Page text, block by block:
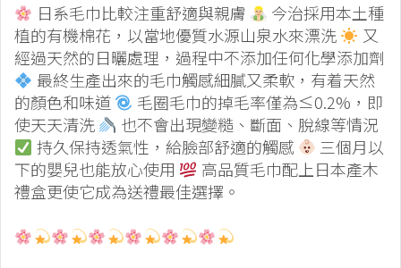
日系毛巾比較注重舒適與親膚
今治採用本土種
植的有機棉花，以當地優質水源山泉水來漂洗
又
經過天然的日曬處理，過程中不添加任何化學添加劑
最終生產出來的毛巾觸感細膩又柔軟，有着天然
的顏色和味道
毛圈毛巾的掉毛率僅為≤0.2%，即
使天天清洗
也不會出現變糙、斷面、脫線等情況
持久保持透氣性，給臉部舒適的觸感
三個月以
下的嬰兒也能放心使用
高品質毛巾配上日本產木
禮盒更使它成為送禮最佳選擇。